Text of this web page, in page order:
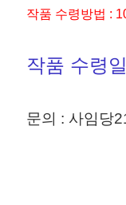
작품 수령방법 :
작품 수령
문의 : 사임당